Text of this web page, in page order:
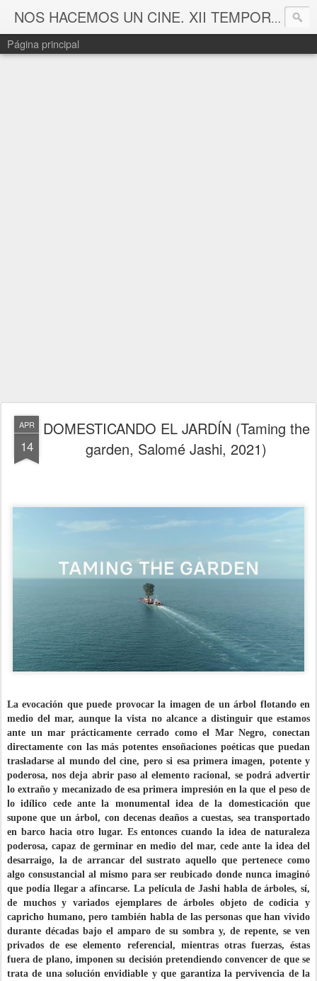
NOS HACEMOS UN CINE. XII TEMPORADA
Página principal
APR
14
DOMESTICANDO EL JARDÍN (Taming the
garden, Salomé Jashi, 2021)
La evocación que puede provocar la imagen de un árbol flotando en
medio del mar, aunque la vista no alcance a distinguir que estamos
ante un mar prácticamente cerrado como el Mar Negro, conectan
directamente con las más potentes ensoñaciones poéticas que puedan
trasladarse al mundo del cine, pero si esa primera imagen, potente y
poderosa, nos deja abrir paso al elemento racional, se podrá advertir
lo extraño y mecanizado de esa primera impresión en la que el peso de
lo idílico cede ante la monumental idea de la domesticación que
supone que un árbol, con decenas deaños a cuestas, sea transportado
en barco hacia otro lugar. Es entonces cuando la idea de naturaleza
poderosa, capaz de germinar en medio del mar, cede ante la idea del
desarraigo, la de arrancar del sustrato aquello que pertenece como
algo consustancial al mismo para ser reubicado donde nunca imaginó
que podía llegar a afincarse. La película de Jashi habla de árboles, sí,
de muchos y variados ejemplares de árboles objeto de codicia y
capricho humano, pero también habla de las personas que han vivido
durante décadas bajo el amparo de su sombra y, de repente, se ven
privados de ese elemento referencial, mientras otras fuerzas, éstas
fuera de plano, imponen su decisión pretendiendo convencer de que se
trata de una solución envidiable y que garantiza la pervivencia de la